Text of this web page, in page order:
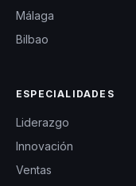
Málaga
Bilbao
ESPECIALIDADES
Liderazgo
Innovación
Ventas